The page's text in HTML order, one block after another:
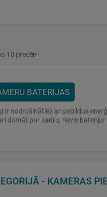
10 precēm
BATERIJAS
ir nodrošināties ar papildus
domāt par kadru, nevis bateriju!
- KAMERAS